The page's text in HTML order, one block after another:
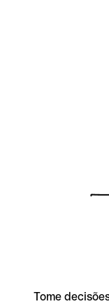
Tome